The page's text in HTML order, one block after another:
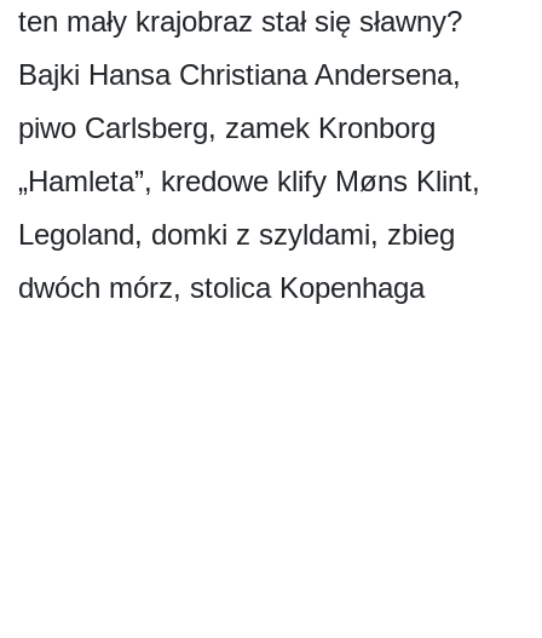
ten mały krajobraz stał się sławny?
Bajki Hansa Christiana Andersena,
piwo Carlsberg, zamek Kronborg
„Hamleta”, kredowe klify Møns Klint,
Legoland, domki z szyldami, zbieg
dwóch mórz, stolica Kopenhaga